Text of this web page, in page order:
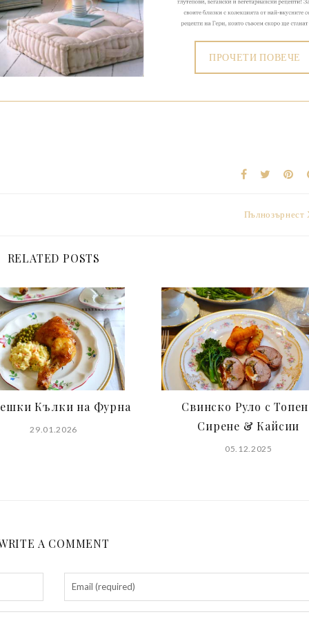
ПРОЧЕТИ ПОВЕЧЕ
Пълнозърнест
RELATED POSTS
Кълки на Фурна
29.01.2026
Свинско Руло с
Сирене & Кайсии
05.12.2025
A COMMENT